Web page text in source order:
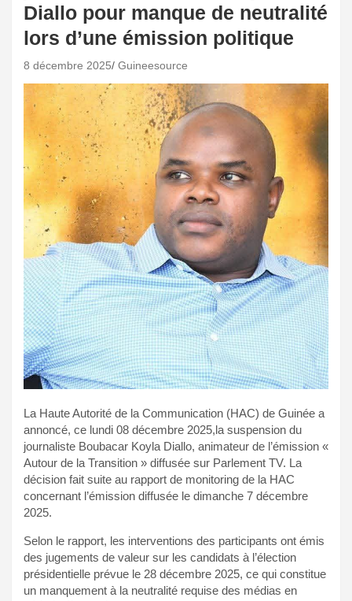
Diallo pour manque de neutralité
lors d’une émission politique
8 décembre 2025 Guineesource
La Haute Autorité de la Communication (HAC) de Guinée a
annoncé, ce lundi 08 décembre 2025,la suspension du
journaliste Boubacar Koyla Diallo, animateur de l’émission «
Autour de la Transition » diffusée sur Parlement TV. La
décision fait suite au rapport de monitoring de la HAC
concernant l’émission diffusée le dimanche 7 décembre
2025.
Selon le rapport, les interventions des participants ont émis
des jugements de valeur sur les candidats à l’élection
présidentielle prévue le 28 décembre 2025, ce qui constitue
un manquement à la neutralité requise des médias en